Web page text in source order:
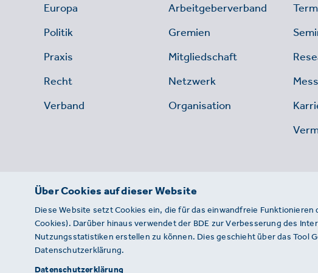
Europa
Politik
Praxis
Recht
Verband
Arbeitgeberverband
Gremien
Mitgliedschaft
Netzwerk
Organisation
© 2026 · BDE
Über Cookies auf dieser Website
Diese Website setzt Cookies ein, die für das einwandfreie
Cookies). Darüber hinaus verwendet der BDE zur Verbesserung des
Nutzungsstatistiken erstellen zu können. Dies geschieht über das Tool
Datenschutzerklärung.
Datenschutzerklärung